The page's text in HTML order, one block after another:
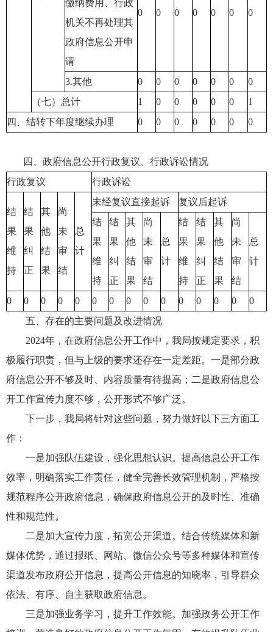
缴纳费用、行政
机关不再处理其
政府信息公开申
请
0 0 0 0 0 0 0
3.其他 0 0 0 0 0 0
0
（七）总计
1 0 0 0 0 0
1
四、结转下年度继续办理
0 0 0 0 0 0 0
四、政府信息公开行政复议、行政诉讼情况
行政复议
行政诉讼
结
果
维
持
结
果
纠
正
其
他
结
果
尚
未
审
结
总
计
未经复议直接起诉
复议后起诉
结
果
维
持
结
果
纠
正
其
他
结
果
尚
未
审
结
总
计
结
果
维
持
结
果
纠
正
其
他
结
果
尚
未
审
结
总
计
0 0 0 0 0 0 0 0 0 0 0 0 0 0
0
五、存在的主要问题及改进情况
2024年，在政府信息公开工作中，我局按规定要求，积
极履行职责，但与上级的要求还存在一定差距。一是部分政
府信息公开不够及时、内容质量有待提高；二是政府信息公
开工作宣传力度不够，公开形式不够广泛。
下一步，我局将针对这些问题，努力做好以下三方面工
作：
一是加强队伍建设，强化思想认识。提高信息公开工作
效率，明确落实工作责任，健全完善长效管理机制，严格按
规范程序公开政府信息，确保政府信息公开的及时性、准确
性和规范性。
二是加大宣传力度，拓宽公开渠道。结合传统媒体和新
媒体优势，通过报纸、网站、微信公众号等多种媒体和宣传
渠道发布政府公开信息，提高公开信息的知晓率，引导群众
依法、有序、自主获取政府信息。
三是加强业务学习，提升工作效能。加强政务公开工作